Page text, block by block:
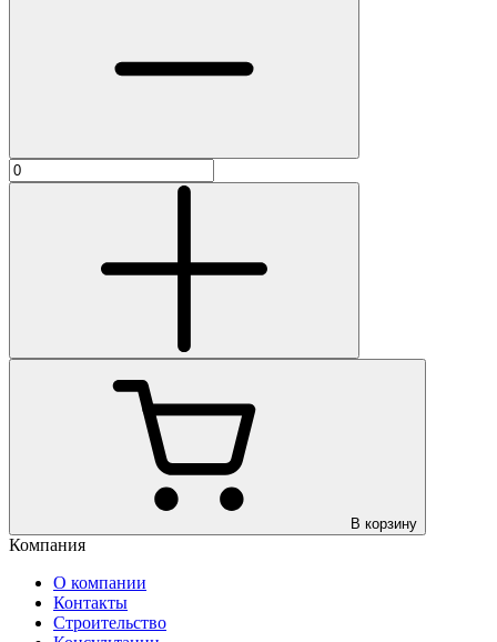
В корзину
Компания
О компании
Контакты
Строительство